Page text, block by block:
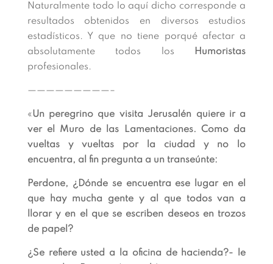
Naturalmente todo lo aquí dicho corresponde a
resultados obtenidos en diversos estudios
estadísticos. Y que no tiene porqué afectar a
absolutamente todos los Humoristas
profesionales.
—————————–
«Un peregrino que visita Jerusalén quiere ir a
ver el Muro de las Lamentaciones. Como da
vueltas y vueltas por la ciudad y no lo
encuentra, al fin pregunta a un transeúnte:
Perdone, ¿Dónde se encuentra ese lugar en el
que hay mucha gente y al que todos van a
llorar y en el que se escriben deseos en trozos
de papel?
¿Se refiere usted a la oficina de hacienda?- le